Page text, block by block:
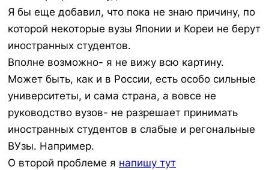
Я бы еще добавил, что пока не знаю причину, по
которой некоторые вузы Японии и Кореи не берут
иностранных студентов.
Вполне возможно- я не вижу всю картину.
Может быть, как и в России, есть особо сильные
университеты, и сама страна, а вовсе не
руководство вузов- не разрешает принимать
иностранных студентов в слабые и регональные
ВУзы. Например.
О второй проблеме я напишу тут